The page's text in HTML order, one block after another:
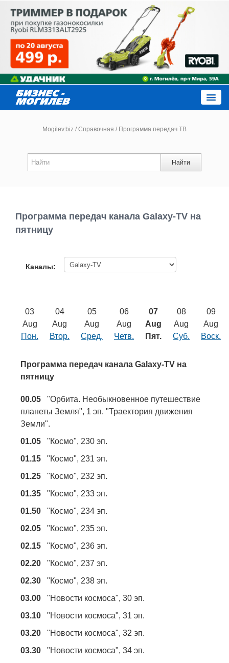
Новости компаний
Каталог
Афиша
Транспорт
Курсы валют
Еще
Mogilev.biz / Справочная /Программа передач ТВ
Найти
Программа передач канала Galaxy-TV на
пятницу
Каналы:
03
Aug
Пон.
04
Aug
Втор.
05
Aug
Сред.
06
Aug
Четв.
07
Aug
Пят.
08
Aug
Суб.
09
Aug
Воск.
Программа передач канала Galaxy-TV на
пятницу
00.05 "Орбита. Необыкновенное путешествие
планеты Земля", 1 эп. "Траектория движения
Земли".
01.05 "Космо", 230 эп.
01.15 "Космо", 231 эп.
01.25 "Космо", 232 эп.
01.35 "Космо", 233 эп.
01.50 "Космо", 234 эп.
02.05 "Космо", 235 эп.
02.15 "Космо", 236 эп.
02.20 "Космо", 237 эп.
02.30 "Космо", 238 эп.
03.00 "Новости космоса", 30 эп.
03.10 "Новости космоса", 31 эп.
03.20 "Новости космоса", 32 эп.
03.30 "Новости космоса", 34 эп.